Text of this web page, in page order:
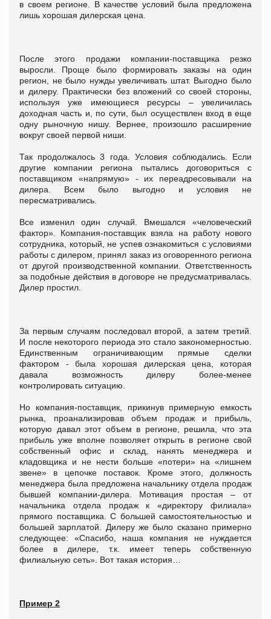
в своем регионе. В качестве условий была предложена
лишь хорошая дилерская цена.
После этого продажи компании-поставщика резко
выросли. Проще было формировать заказы на один
регион, не было нужды увеличивать штат. Выгодно было
и дилеру. Практически без вложений со своей стороны,
используя уже имеющиеся ресурсы – увеличилась
доходная часть и, по сути, был осуществлен вход в еще
одну рыночную нишу. Вернее, произошло расширение
вокруг своей первой ниши.
Так продолжалось 3 года. Условия соблюдались. Если
другие компании региона пытались договориться с
поставщиком «напрямую» - их переадресовывали на
дилера. Всем было выгодно и условия не
пересматривались.
Все изменил один случай. Вмешался «человеческий
фактор». Компания-поставщик взяла на работу нового
сотрудника, который, не успев ознакомиться с условиями
работы с дилером, принял заказ из оговоренного региона
от другой производственной компании. Ответственность
за подобные действия в договоре не предусматривалась.
Дилер простил.
За первым случаям последовал второй, а затем третий.
И после некоторого периода это стало закономерностью.
Единственным ограничивающим прямые сделки
фактором - была хорошая дилерская цена, которая
давала возможность дилеру более-менее
контролировать ситуацию.
Но компания-поставщик, прикинув примерную емкость
рынка, проанализировав объем продаж и прибыль,
которую давал этот объем в регионе, решила, что эта
прибыль уже вполне позволяет открыть в регионе свой
собственный офис и склад, нанять менеджера и
кладовщика и не нести больше «потери» на «лишнем
звене» в цепочке поставок. Кроме этого, должность
менеджера была предложена начальнику отдела продаж
бывшей компании-дилера. Мотивация простая – от
начальника отдела продаж к «директору филиала»
прямого поставщика. С большей самостоятельностью и
большей зарплатой. Дилеру же было сказано примерно
следующее: «Спасибо, наша компания не нуждается
более в дилере, т.к. имеет теперь собственную
филиальную сеть». Вот такая история…
Пример 2